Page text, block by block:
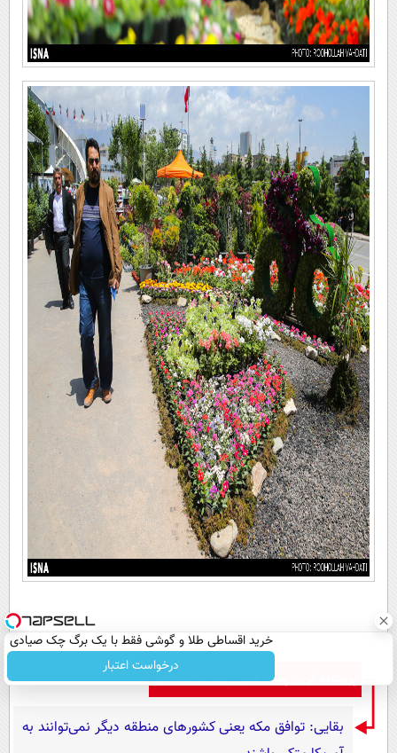
پربیننده ترین پست همین یک ساعت اخیر
بقایی: توافق مکه یعنی کشورهای منطقه دیگر نمی‌توانند به
خرید اقساطی طلا و گوشی فقط با یک برگ چک صیادی
درخواست اعتبار